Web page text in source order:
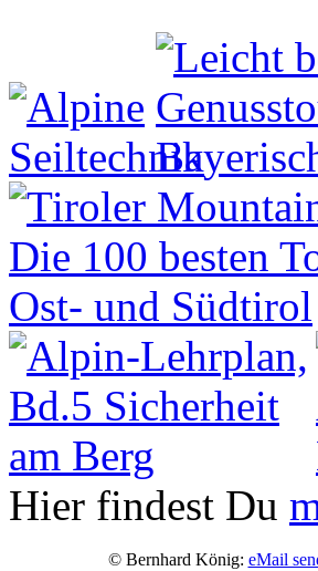
Hier findest Du
© Bernhard König: eMail